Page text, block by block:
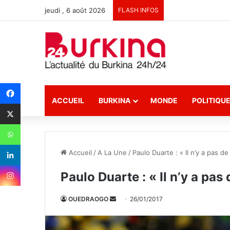
jeudi , 6 août 2026 FLASH INFOS
ACCUEIL BURKINA MONDE POLITIQUE
Accueil / A La Une / Paulo Duarte : « Il n’y a pas
Paulo Duarte : « Il n’y a
OUEDRAOGO
v
26/01/2017